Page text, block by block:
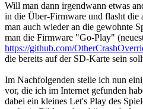
Will man dann irgendwann etwas
in die Über-Firmware und flasht die
man auch wieder an die gewohnte
man die Firmware "Go-Play"
https://github.com/
die bereits auf der SD-Karte sein
Im Nachfolgenden stelle ich nun
vor, die ich im Internet gefunden
dabei ein kleines Let's Play des